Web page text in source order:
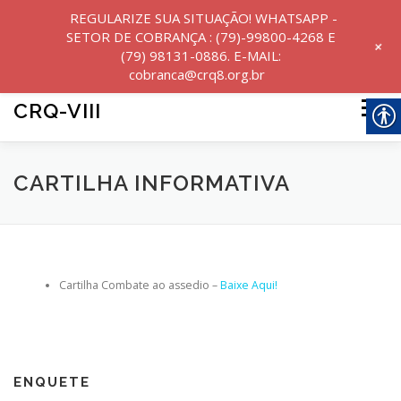
CRQ-VIII Menu
INICIO INSTITUCIONAL NOTÍCIAS
PERGUNTAS FREQUENTES
CARTILHA INFORMATIVA
Cartilha Combate ao assedio –Baixe Aqui!
ENQUETE
REGULARIZE SUA SITUAÇÃO! WHATSAPP -
SETOR DE COBRANÇA : (79)-99800-4268 E
(79) 98131-0886. E-MAIL:
cobranca@crq8.org.br
+